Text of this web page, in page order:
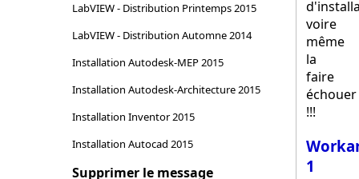
LabVIEW - Distribution Printemps 2015
LabVIEW - Distribution Automne 2014
Installation Autodesk-MEP 2015
Installation Autodesk-Architecture 2015
Installation Inventor 2015
Installation Autocad 2015
Supprimer le message
voire
même
la
faire
échouer
!!!
1